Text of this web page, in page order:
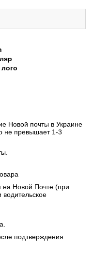
Новой почты в Украине
не превышает 1-3
Новой Почте (при
подтверждения